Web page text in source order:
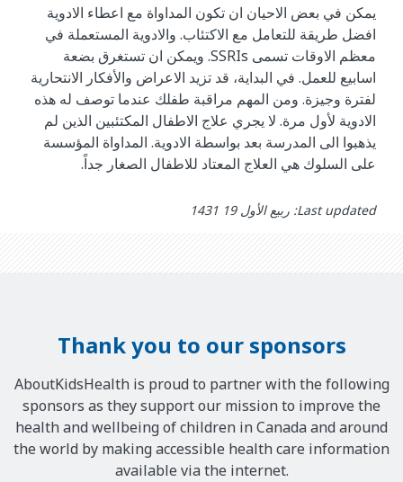
يمكن في بعض الاحيان ان تكون المداواة مع اعطاء الادوية
افضل طريقة للتعامل مع الاكتئاب. والادوية المستعملة في
معظم الاوقات تسمى SSRIs. ويمكن ان تستغرق بضعة
اسابيع للعمل. في البداية، قد تزيد الاعراض والأفكار الانتحارية
لفترة وجيزة. ومن المهم مراقبة طفلك عندما توصف له هذه
الادوية لأول مرة. لا يجري علاج الاطفال المكتئبين الذين لم
يذهبوا الى المدرسة بعد بواسطة الادوية. المداواة المؤسسة
على السلوك هي العلاج المعتاد للاطفال الصغار جداً.
Last updated: ربيع الأول 19 1431
Thank you to our sponsors
AboutKidsHealth is proud to partner with the following
sponsors as they support our mission to improve the
health and wellbeing of children in Canada and around
the world by making accessible health care information
available via the internet.